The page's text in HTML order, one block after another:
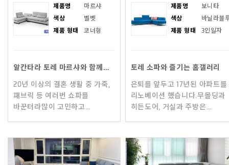
제품명
마르샤
색상
벨벳
제품 형태
코너형
알칸타라 토레 마르샤와 함께한 9개월
20년 이상의 결혼 생활 중 가죽,
패브릭 등 여러번 쇼파를
바꾼터라많이 고민하고
되었습니다. 김해
신세계백화점에서 토레를
제품명
보니타
색상
바닐라블
제품 형태
3인일자
토레 소파와 즐기는 홈갤러리
은퇴를 앞두고 17년된 아파트를
리노베이션 했습니다.무몰딩과
히든도어, 거실과 주방은
레일을 설치했습니다.컨셉에
맞으면서도 기능성을